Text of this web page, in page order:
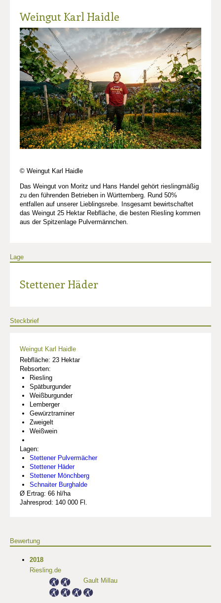
Weingut Karl Haidle
© Weingut Karl Haidle
Das Weingut von Moritz und Hans Handel gehört rieslingmäßig
zu den führenden Betrieben in Württemberg. Rund 50%
entfallen auf unserer Lieblingsrebe. Insgesamt bewirtschaftet
das Weingut 25 Hektar Rebfläche, die besten Riesling kommen
aus der Spitzenlage Pulvermännchen.
Lage
Stettener Häder
Steckbrief
Weingut Karl Haidle
Rebfläche: 23 Hektar
Rebsorten:
Riesling
Spätburgunder
Weißburgunder
Lemberger
Gewürztraminer
Zweigelt
Weißwein
Lagen:
Stettener Pulvermächer
Stettener Häder
Stettener Mönchberg
Schnaiter Burghalde
Ø Ertrag: 66 hl/ha
Jahresprod: 140 000 Fl.
Bewertung
2018
Riesling.de
Gault Millau